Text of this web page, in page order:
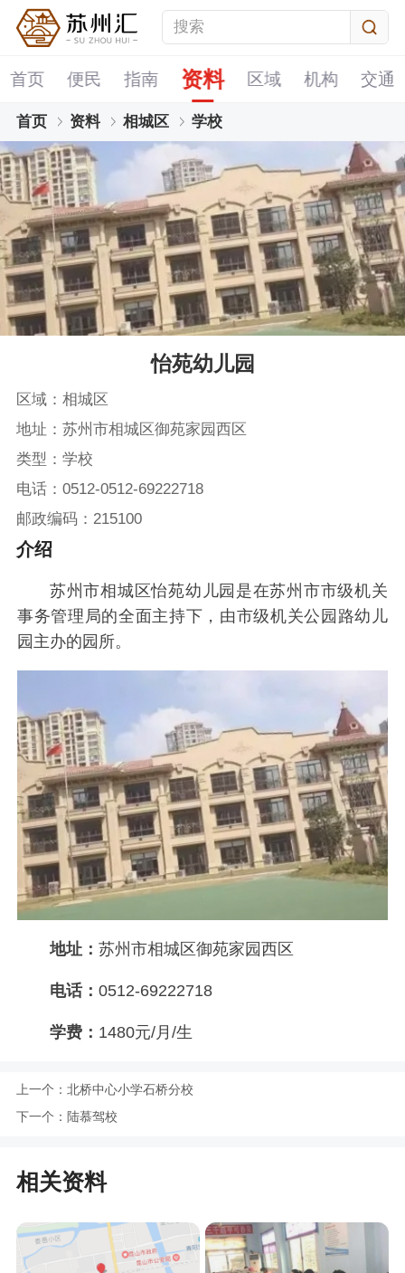
首页 便民 指南 资料 区域 机构 交通
首页 资料 相城区 学校
怡苑幼儿园
区域：相城区
地址：苏州市相城区御苑家园西区
类型：学校
电话：0512-0512-69222718
邮政编码：215100
介绍
苏州市相城区怡苑幼儿园是在苏州市市级机关
事务管理局的全面主持下，由市级机关公园路幼儿
园主办的园所。
地址： 苏州市相城区御苑家园西区
电话： 0512-69222718
学费： 1480元/月/生
上一个： 北桥中心小学石桥分校
下一个： 陆慕驾校
相关资料